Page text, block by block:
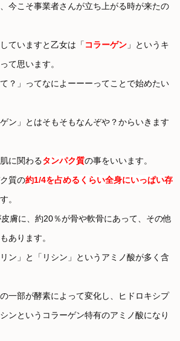
今こそ事業者さんが立ち上がる時が来たの
ていますと乙女は「 コラーゲン 」というキ
て思います。
？」ってなによーーーってことで始めたい
ン」とはそもそもなんぞや？からいきます
に関わるタンパク質の事をいいます。
質の約1/4を占めるくらい全身にいっぱい存
。
膚に、約20％が骨や軟骨にあって、その他
あります。
ン」と「リシン」というアミノ酸が多く含
一部が酵素によって変化し、ヒドロキシプ
ンというコラーゲン特有のアミノ酸になり